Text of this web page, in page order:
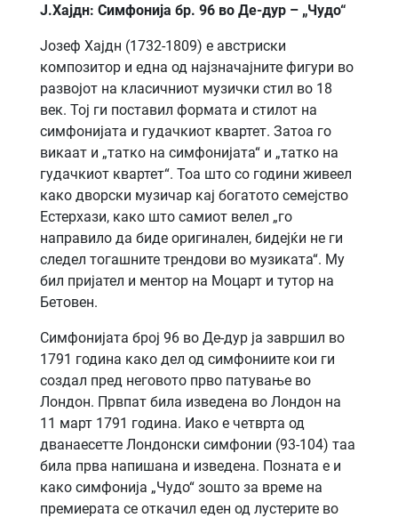
Ј.Хајдн: Симфонија бр. 96 во Де-дур – „Чудо“
Јозеф Хајдн (1732-1809) е австриски
композитор и една од најзначајните фигури во
развојот на класичниот музички стил во 18
век. Тој ги поставил формата и стилот на
симфонијата и гудачкиот квартет. Затоа го
викаат и „татко на симфонијата“ и „татко на
гудачкиот квартет“. Тоа што со години живеел
како дворски музичар кај богатото семејство
Естерхази, како што самиот велел „го
направило да биде оригинален, бидејќи не ги
следел тогашните трендови во музиката“. Му
бил пријател и ментор на Моцарт и тутор на
Бетовен.
Симфонијата број 96 во Де-дур ја завршил во
1791 година како дел од симфониите кои ги
создал пред неговото прво патување во
Лондон. Првпат била изведена во Лондон на
11 март 1791 година. Иако е четврта од
дванаесетте Лондонски симфонии (93-104) таа
била прва напишана и изведена. Позната е и
како симфонија „Чудо“ зошто за време на
премиерата се откачил еден од лустерите во